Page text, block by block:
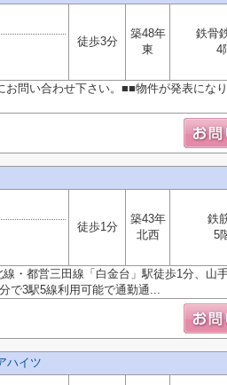
徒歩3分
築48年
東
鉄骨
4
問い合わせ下さい。■■物件が発表にな
徒歩1分
築43年
北西
鉄
5
・都営三田線「白金台」駅徒歩1分、山
で3駅5線利用可能で通勤通...
ハイツ